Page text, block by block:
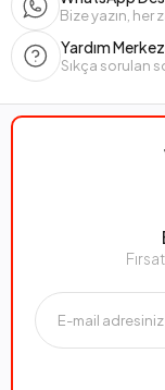
Bize yazın, her
Yardım
Sıkça sorulan